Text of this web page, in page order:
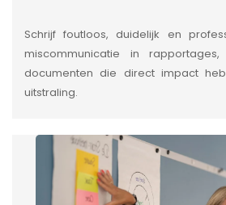
Schrijf foutloos, duidelijk en
miscommunicatie in
documenten die direct impact
uitstraling.